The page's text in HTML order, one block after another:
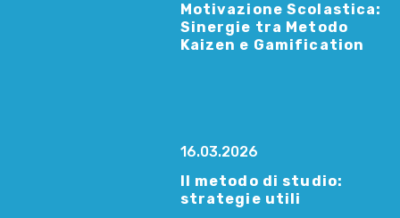
Motivazione Scolastica:
Sinergie tra Metodo
Kaizen e Gamification
16.03.2026
Il metodo di studio:
strategie utili